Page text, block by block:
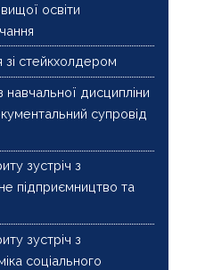
освіти
зі стейкхолдером
навчальної дисципліни
супровід
зустріч з
підприємництво та
зустріч з
соціального